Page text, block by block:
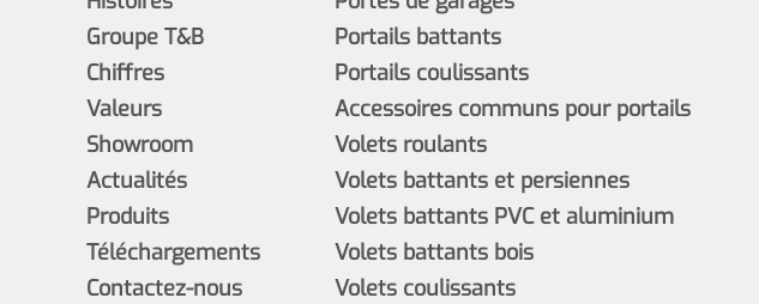
Portails battants
Portails coulissants
Accessoires communs pour portails
Volets roulants
Volets battants et persiennes
Volets battants PVC et aluminium
Volets battants bois
Volets coulissants
Groupe T&B
Chiffres
Valeurs
Showroom
Actualités
Produits
Téléchargements
Contactez-nous